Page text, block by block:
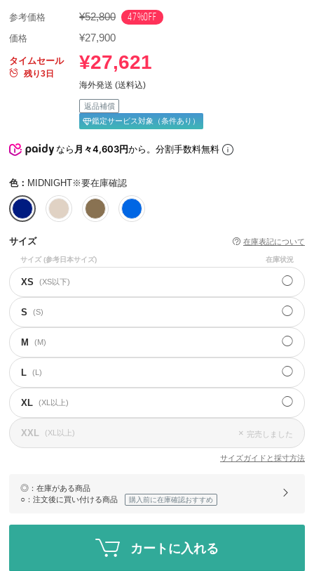
参考価格 ¥52,800 47%OFF
価格 ¥27,900
タイムセール
残り3日
¥27,621
海外発送 (送料込)
返品補償
鑑定サービス対象（条件あり）
なら月々4,603円から。分割手数料無料
色： MIDNIGHT※要在庫確認
サイズ 在庫表記について
サイズ (参考日本サイズ) 在庫状況
XS (XS以下) ◯
S (S) ◯
M (M) ◯
L (L) ◯
XL (XL以上) ◯
XXL (XL以上) × 完売しました
サイズガイドと採寸方法
◎ ：在庫がある商品
○ ：注文後に買い付ける商品 購入前に在庫確認おすすめ
カートに入れる